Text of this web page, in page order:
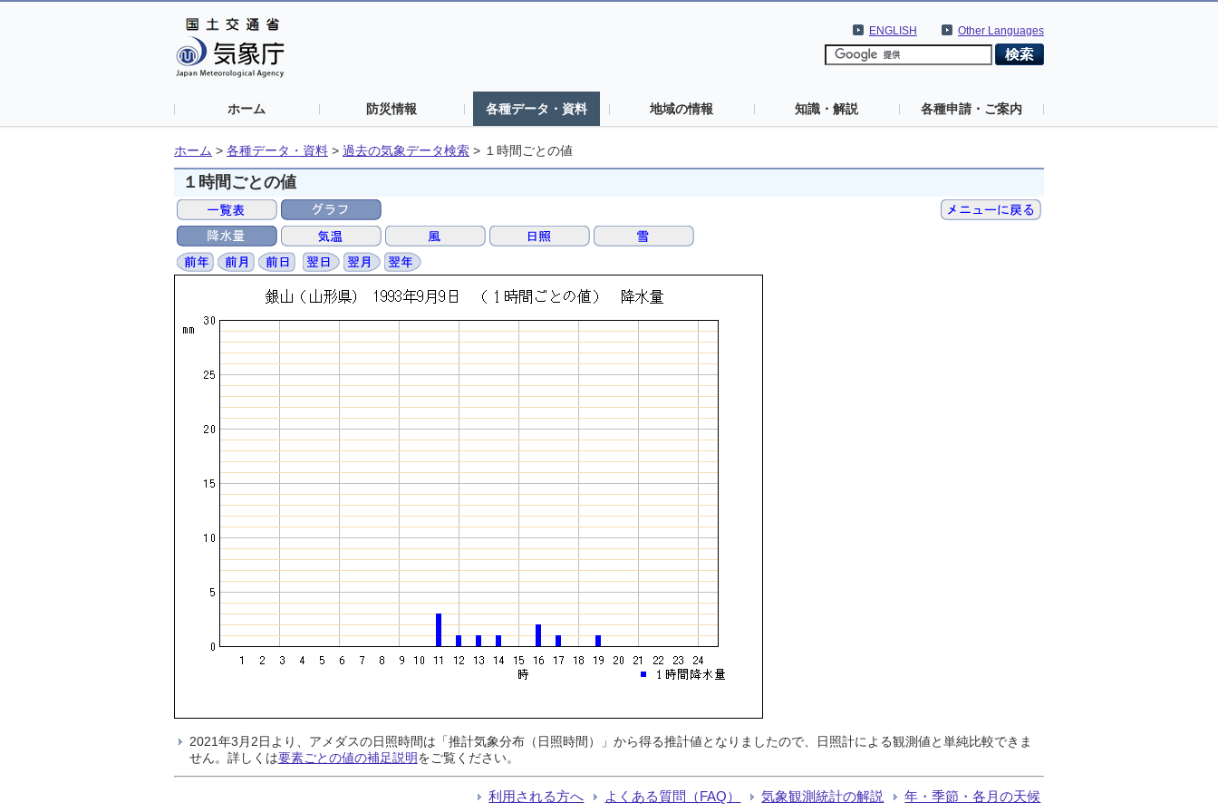
Other Languages
ENGLISH
ホーム 防災情報 各種データ・資料 地域の情報 知識・解説 各種申請・ご案内
ホーム > 各種データ・資料 > 過去の気象データ検索 > １時間ごとの値
１時間ごとの値
2021年3月2日より、アメダスの日照時間は「推計気象分布（日照時間）」から得る推計値となりましたので、日照計による観測値と単純比較できま
せん。詳しくは要素ごとの値の補足説明をご覧ください。
利用される方へ よくある質問（FAQ） 気象観測統計の解説 年・季節・各月の天候